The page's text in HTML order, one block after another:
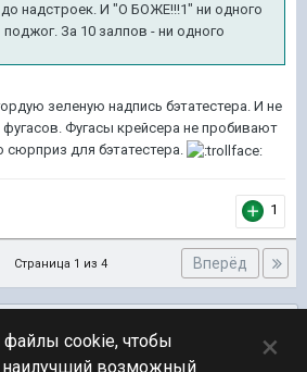
надстроек. И "О БОЖЕ!!!1" ни одного
поджог. За 10 залпов - ни одного
зеленую надпись бэтатестера. И не
Фугасы крейсера не пробивают
для бэтатестера.
1
Вперёд
Страница 1 из 4
cookie, чтобы
наилучший возможный
×